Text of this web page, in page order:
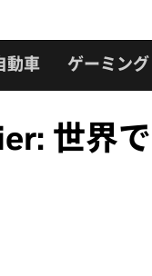
動車 ゲーミング
世界